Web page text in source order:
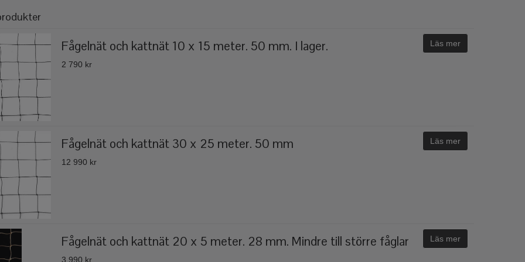
Fågelnät och kattnät 10 x 15 meter. 50 mm. I lager.
2 790 kr
Läs mer
Fågelnät och kattnät 30 x 25 meter. 50 mm
12 990 kr
Läs mer
Fågelnät och kattnät 20 x 5 meter. 28 mm. Mindre till större fåglar
3 990 kr
Läs mer